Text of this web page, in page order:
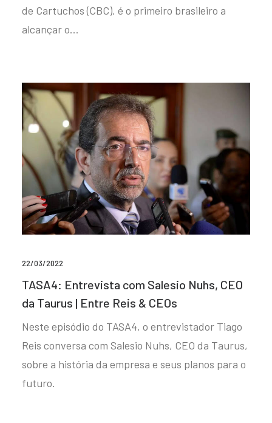
de Cartuchos (CBC), é o primeiro brasileiro a
alcançar o…
22/03/2022
TASA4: Entrevista com Salesio Nuhs, CEO
da Taurus | Entre Reis & CEOs
Neste episódio do TASA4, o entrevistador Tiago
Reis conversa com Salesio Nuhs, CEO da Taurus,
sobre a história da empresa e seus planos para o
futuro.